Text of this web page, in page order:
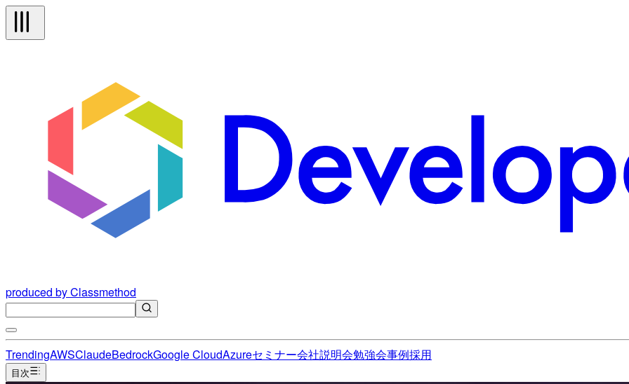
produced by Classmethod
TrendingAWSClaudeBedrockGoogle CloudAzureセミナー会社説明会勉強会事例採用
目次